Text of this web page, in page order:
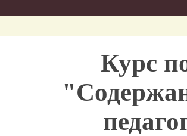
Курс